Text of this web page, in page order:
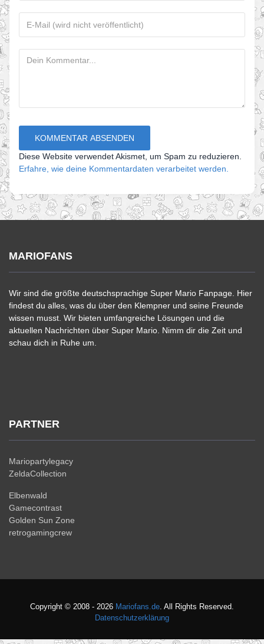
Diese Website verwendet Akismet, um Spam zu reduzieren.
Erfahre, wie deine Kommentardaten verarbeitet werden.
MARIOFANS
Wir sind die größte deutschsprachige Super Mario Fanpage. Hier
findest du alles, was du über den Klempner und seine Freunde
wissen musst. Wir bieten umfangreiche Lösungen und die
aktuellen Nachrichten über Super Mario. Nimm dir die Zeit und
schau dich in Ruhe um.
PARTNER
Mariopartylegacy
ZeldaCollection
Elbenwald
Gamecontrast
Golden Sun Zone
retrogamingcrew
Copyright © 2008 - 2026 Mariofans.de. All Rights Reserved.
Datenschutzerklärung